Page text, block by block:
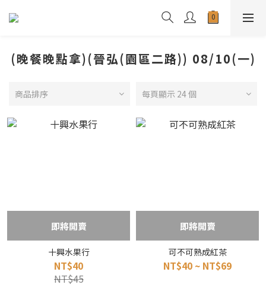
(晚餐晚點拿)(晉弘(園區二路)) 08/10(一)
商品排序 每頁顯示 24 個
即將開賣
十興水果行
NT$40
NT$45
即將開賣
可不可熟成紅茶
NT$40 ~ NT$69